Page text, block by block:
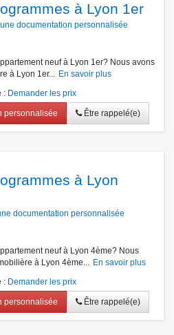
à Lyon 1er
documentation personnalisée
neuf à Lyon 1er? Nous avons
à Lyon 1er... En savoir plus
: Demander les prix
personnalisée Être rappelé(e)
à Lyon
documentation personnalisée
neuf à Lyon 4ème? Nous
à Lyon 4ème... En savoir plus
: Demander les prix
personnalisée Être rappelé(e)